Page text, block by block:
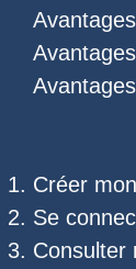
Créer
Se
Consulter